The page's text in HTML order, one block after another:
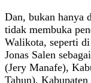
Dan, bukan hanya
tidak membuka
Walikota, seperti
Jonas Salen
(Jery Manafe),
Tahun),